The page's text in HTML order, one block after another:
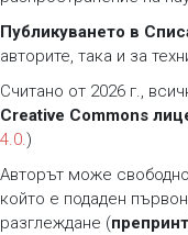
Публикуването в
авторите, така и за
Считано от 2026 г.,
Creative Commons
4.0.)
Авторът може
който е подаден
разглеждане (препринт